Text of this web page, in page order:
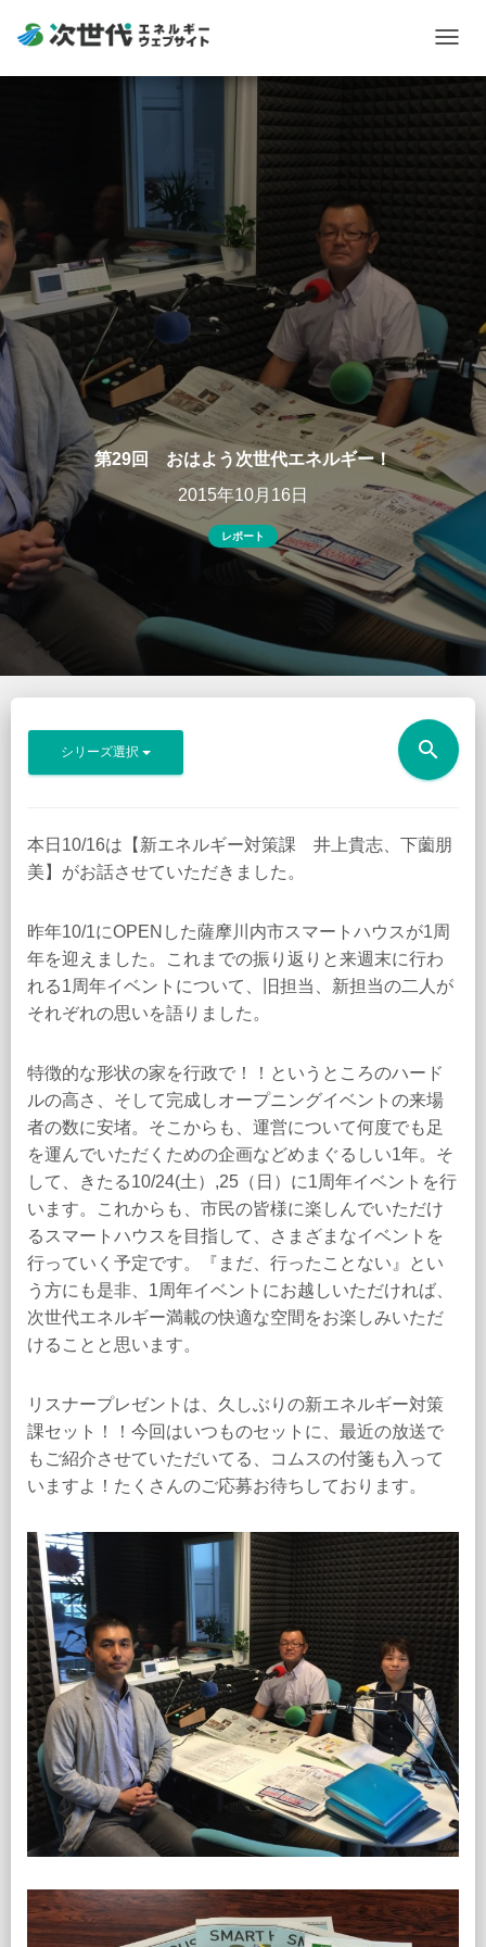
第29回 おはよう次世代エネルギー！
2015年10月16日
レポート
シリーズ選択 search
本日10/16は【新エネルギー対策課 井上貴志、下薗朋
美】がお話させていただきました。
昨年10/1にOPENした薩摩川内市スマートハウスが1周
年を迎えました。これまでの振り返りと来週末に行わ
れる1周年イベントについて、旧担当、新担当の二人が
それぞれの思いを語りました。
特徴的な形状の家を行政で！！というところのハード
ルの高さ、そして完成しオープニングイベントの来場
者の数に安堵。そこからも、運営について何度でも足
を運んでいただくための企画などめまぐるしい1年。そ
して、きたる10/24(土）,25（日）に1周年イベントを行
います。これからも、市民の皆様に楽しんでいただけ
るスマートハウスを目指して、さまざまなイベントを
行っていく予定です。『まだ、行ったことない』とい
う方にも是非、1周年イベントにお越しいただければ、
次世代エネルギー満載の快適な空間をお楽しみいただ
けることと思います。
リスナープレゼントは、久しぶりの新エネルギー対策
課セット！！今回はいつものセットに、最近の放送で
もご紹介させていただいてる、コムスの付箋も入って
いますよ！たくさんのご応募お待ちしております。